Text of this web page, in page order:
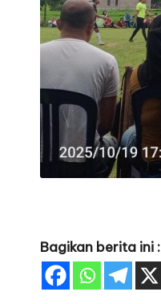
Bagikan berita ini :